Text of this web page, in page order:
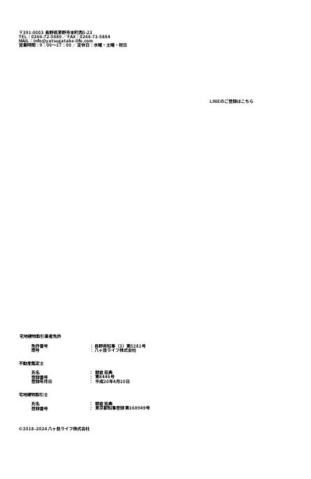
ガラガラの百貨店、建ちすぎるオフィ
宅地建物取引業者免許
免許番号
​： 長野県知事（3）第5281号
商号 ​： 八ヶ岳ライフ株式会社
不動産鑑定士
氏名
朝倉 宏典
：
登録番号 第8446号
：
登録年月日 平成20年4月10日
：
宅地建物取引士
氏名
朝倉 宏典
：
登録番号 東京都知事登録 第168949号
：
© 2018–2024 八ヶ岳ライフ株式会社
〒391-0003 長野県茅野市本町西5-23
TEL：0266-72-5880 ／ FAX：0266-72-5884
MAIL：info@yatsugatake-life.com
営業時間：9：00～17：00 ／ 定休日：水曜・土曜・祝日
LINEのご登録はこちら